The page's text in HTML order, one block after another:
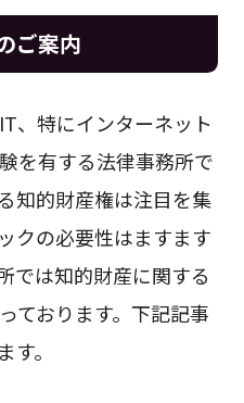
ご案内
、特にインターネット
を有する法律事務所で
知的財産権は注目を集
クの必要性はますます
では知的財産に関する
ております。下記記事
。